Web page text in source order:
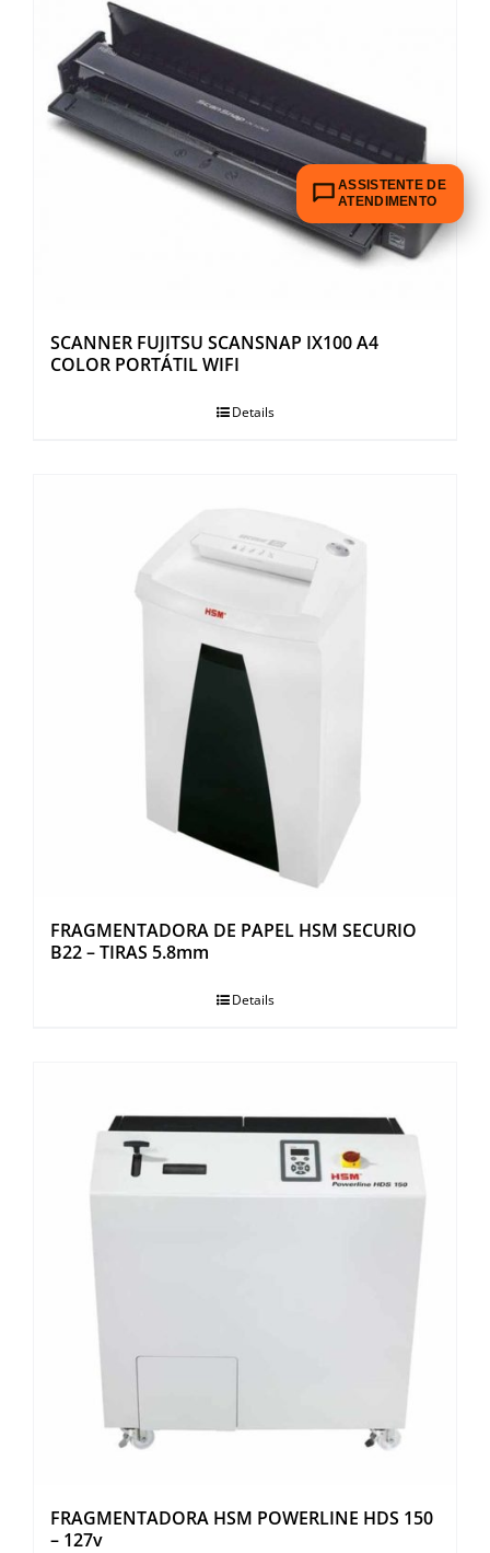
SCANNER FUJITSU SCANSNAP IX100 A4
COLOR PORTÁTIL WIFI
Details
FRAGMENTADORA DE PAPEL HSM SECURIO
B22 – TIRAS 5.8mm
Details
FRAGMENTADORA HSM POWERLINE HDS 150
– 127v
ASSISTENTE DE
ATENDIMENTO